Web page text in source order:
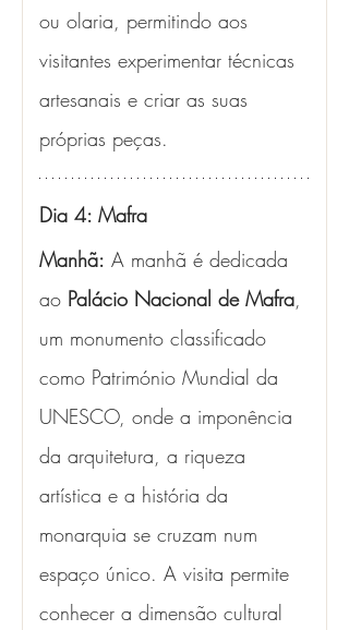
ou olaria, permitindo aos
visitantes experimentar técnicas
artesanais e criar as suas
próprias peças.
Dia 4: Mafra
Manhã: A manhã é dedicada
ao Palácio Nacional de Mafra,
um monumento classificado
como Património Mundial da
UNESCO, onde a imponência
da arquitetura, a riqueza
artística e a história da
monarquia se cruzam num
espaço único. A visita permite
conhecer a dimensão cultural